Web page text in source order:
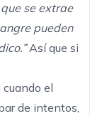
se extrae
pueden
Así que si
el
de intentos,